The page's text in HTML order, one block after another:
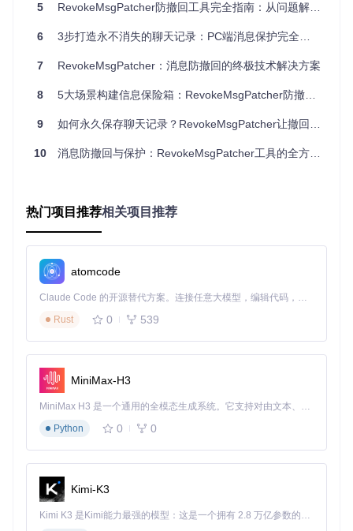
适合电脑基础有限的普通用户，通过简单三步即可完成防护设
点击"安装补丁"按钮，等待完成后重启应用
图2：RevokeMsgPatcher主界面，展示应用选择和功能配置
2.2 进阶级：自定义防护策略
在主界面勾选"高级模式"启用自定义选项
配置消息备份路径：
选择防护强度：标准防护/深度防护/极致防护
设置例外规则：可指定特定联系人或群聊不应用防撤回
2.3 专家级：手动定位与修改关键代码
面向开发者和技术爱好者的深度定制方案：
使用工具内置的内存分析器定位消息处理函数
通过十六进制编辑器修改撤回指令响应逻辑
编写自定义补丁脚本实现特定场景防护
三、实战操作指南与环境配置
5 RevokeMsgPatcher防撤回工具完全指南：从问题解决到合规实践
6 3步打造永不消失的聊天记录：PC端消息保护完全指南
7 RevokeMsgPatcher：消息防撤回的终极技术解决方案
8 5大场景构建信息保险箱：RevokeMsgPatcher防撤回技术全解析
9 如何永久保存聊天记录？RevokeMsgPatcher让撤回消息无所遁形
10 消息防撤回与保护：RevokeMsgPatcher工具的全方位应用指南
热门项目推荐相关项目推荐
atomcode
Claude Code 的开源替代方案。连接任意大模型，编辑代码，运行命令，自动验证 — 全自动执行。用 Rust 构建，极致性能。 ｜ An open-source alternative to Claude Code. Connect any LLM, edit code, run commands, and verify changes — autonomously. Built in Rust for speed. Get Started
Rust
0 539
MiniMax-H3
MiniMax H3 是一个通用的全模态生成系统。它支持对由文本、图像、视频和音频组成的多模态上下文进行统一理解，并能生成分辨率高达 2K、时长可达 15 秒的带原生立体声音频的视频。得益于面向任务泛化的系统设计，H3 在预训练阶段就已具备广泛的多模态上下文理解与生成能力，能够出色地执行复杂的多模态指令。
Python
0 0
Kimi-K3
Kimi K3 是Kimi能力最强的模型：这是一个拥有 2.8 万亿参数的混合专家（MoE）模型，具备原生视觉理解能力，并支持 100 万 token 的上下文窗口。